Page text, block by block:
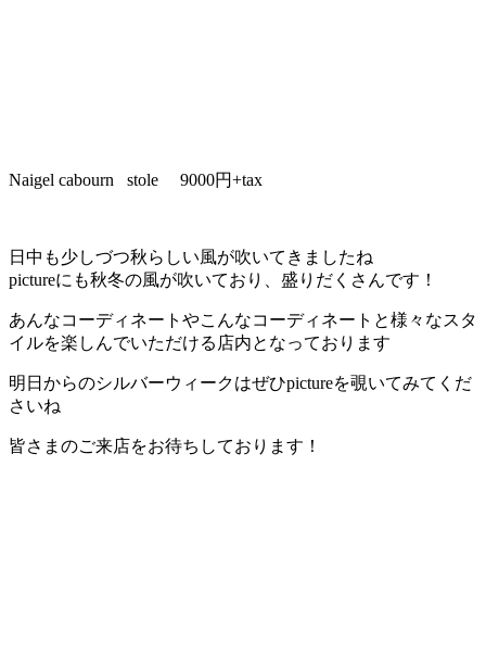
Naigel cabourn stole 9000円+tax
日中も少しづつ秋らしい風が吹いてきましたね
pictureにも秋冬の風が吹いており、盛りだくさんです！
あんなコーディネートやこんなコーディネートと様々なスタ
イルを楽しんでいただける店内となっております
明日からのシルバーウィークはぜひpictureを覗いてみてくだ
さいね
皆さまのご来店をお待ちしております！